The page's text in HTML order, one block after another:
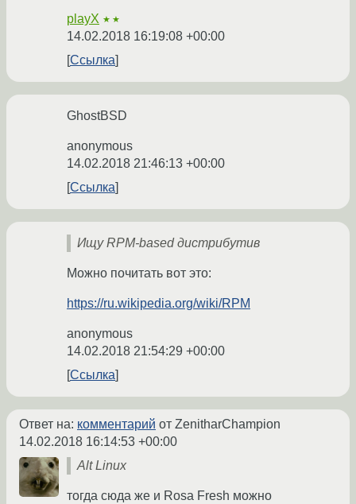
playX ★★
14.02.2018 16:19:08 +00:00
Ссылка
GhostBSD
anonymous
14.02.2018 21:46:13 +00:00
Ссылка
Ищу RPM-based дистрибутив
Можно почитать вот это:
https://ru.wikipedia.org/wiki/RPM
anonymous
14.02.2018 21:54:29 +00:00
Ссылка
Ответ на: комментарий от ZenitharChampion
14.02.2018 16:14:53 +00:00
Alt Linux
тогда сюда же и Rosa Fresh можно